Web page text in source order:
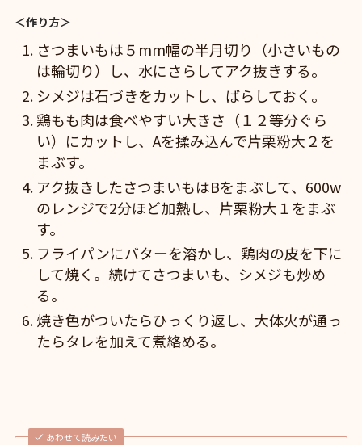
＜作り方＞
さつまいもは５mm幅の半月切り（小さいもの
は輪切り）し、水にさらしてアク抜きする。
シメジは石づきをカットし、ばらしておく。
鶏もも肉は食べやすい大きさ（１２等分ぐら
い）にカットし、Aを揉み込んで片栗粉大２を
まぶす。
アク抜きしたさつまいもはBをまぶして、600w
のレンジで2分ほど加熱し、片栗粉大１をまぶ
す。
フライパンにバターを溶かし、鶏肉の皮を下に
して焼く。続けてさつまいも、シメジも炒め
る。
焼き色がついたらひっくり返し、大体火が通っ
たらタレを加えて煮絡める。
あわせて読みたい